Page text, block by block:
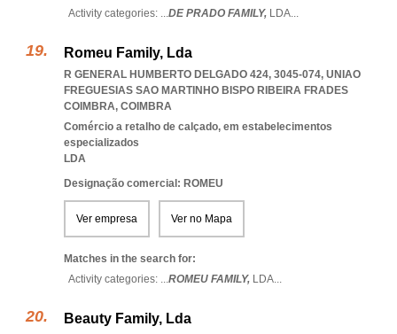
Activity categories: ...DE PRADO FAMILY, LDA...
Romeu Family, Lda
R GENERAL HUMBERTO DELGADO 424, 3045-074, UNIAO
FREGUESIAS SAO MARTINHO BISPO RIBEIRA FRADES
COIMBRA, COIMBRA
Comércio a retalho de calçado, em estabelecimentos
especializados
LDA
Designação comercial: ROMEU
Ver empresa Ver no Mapa
Matches in the search for:
Activity categories: ...ROMEU FAMILY, LDA...
Beauty Family, Lda